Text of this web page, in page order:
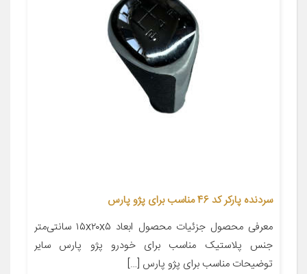
سردنده پارکر کد 46 مناسب برای پژو پارس
معرفی محصول جزئیات محصول ابعاد ۱۵x۲۰x۵ سانتی‌متر
جنس پلاستیک مناسب برای خودرو پژو پارس سایر
توضیحات مناسب برای پژو پارس […]